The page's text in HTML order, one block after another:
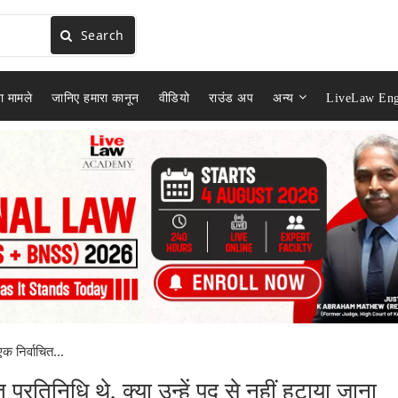
Search
मामले जानिए हमारा कानून वीडियो राउंड अप अन्य LiveLaw
थे, क्या उन्हें पद से नहीं हटाया जाना